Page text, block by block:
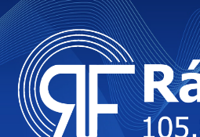
Skip
to
content